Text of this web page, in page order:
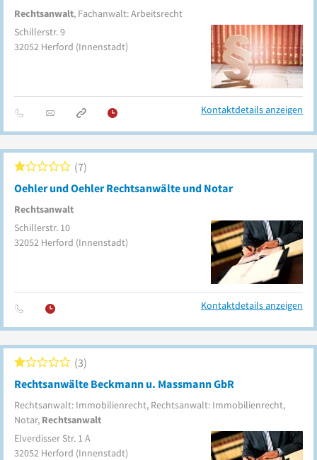
Rechtsanwalt, Fachanwalt: Arbeitsrecht
Schillerstr. 9
32052 Herford (Innenstadt)
Kontaktdetails anzeigen
Oehler und Oehler Rechtsanwälte und Notar
Rechtsanwalt
7
Schillerstr. 10
32052 Herford (Innenstadt)
Kontaktdetails anzeigen
Rechtsanwälte Beckmann u. Massmann GbR
Rechtsanwalt: Immobilienrecht, Rechtsanwalt: Immobilienrecht,
Notar, Rechtsanwalt
3
Elverdisser Str. 1 A
32052 Herford (Innenstadt)